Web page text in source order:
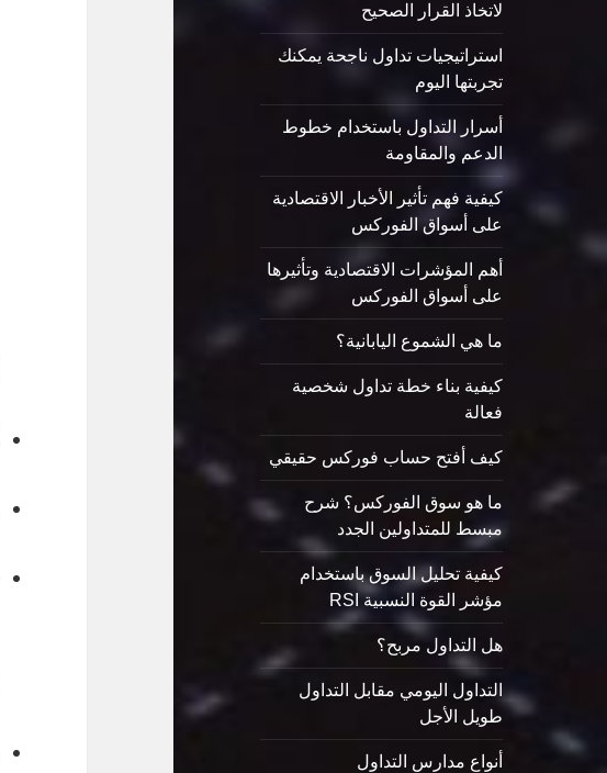
لاتخاذ القرار الصحيح
استراتيجيات تداول ناجحة يمكنك
تجربتها اليوم
أسرار التداول باستخدام خطوط
الدعم والمقاومة
كيفية فهم تأثير الأخبار الاقتصادية
على أسواق الفوركس
أهم المؤشرات الاقتصادية وتأثيرها
على أسواق الفوركس
ما هي الشموع اليابانية؟
كيفية بناء خطة تداول شخصية
فعالة
كيف أفتح حساب فوركس حقيقي
ما هو سوق الفوركس؟ شرح
مبسط للمتداولين الجدد
كيفية تحليل السوق باستخدام
مؤشر القوة النسبية RSI
هل التداول مربح؟
التداول اليومي مقابل التداول
طويل الأجل
أنواع مدارس التداول